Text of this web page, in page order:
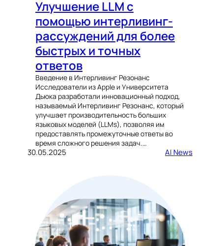
Улучшение LLM с
помощью интерливинг-
рассуждений для более
быстрых и точных
ответов
Введение в Интерливинг Резонанс
Исследователи из Apple и Университета
Дьюка разработали инновационный подход,
называемый Интерливинг Резонанс, который
улучшает производительность больших
языковых моделей (LLMs), позволяя им
предоставлять промежуточные ответы во
время сложного решения задач.…
30.05.2025 AI News